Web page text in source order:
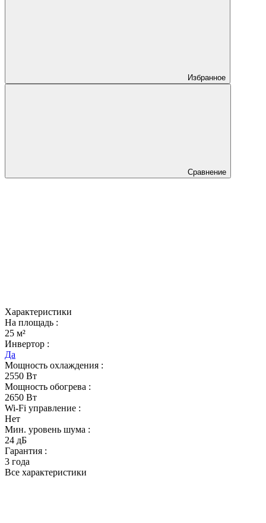
Избранное
Сравнение
Характеристики
На площадь :
25 м²
Инвертор :
Да
Мощность охлаждения :
2550 Вт
Мощность обогрева :
2650 Вт
Wi-Fi управление :
Нет
Мин. уровень шума :
24 дБ
Гарантия :
3 года
Все характеристики